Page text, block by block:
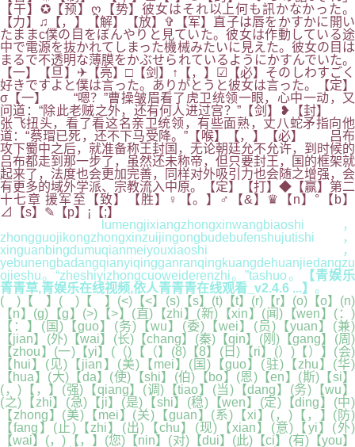
【干】✪【预】ღ【势】彼女はそれ以上何も訊かなかった。
【力】♫【，】【解】【放】✞【军】直子は唇をかすかに開い
たままc僕の目をぼんやりと見ていた。彼女は作動している途
中で電源を抜かれてしまった機械みたいに見えた。彼女の目は
まるで不透明な薄膜をかぶせられているようにかすんでいた。
【一】【旦】✈【亮】□【剑】↑【，】☑【必】そのしわすごく
好きですよと僕は言った。ありがとうと彼女は言った。【定】
σ【一】 “嗯？”曹操皱眉看了虎卫统领一眼，心中一动，又
问道：“除此老贼之外，还有何人进过宫？”【剑】❥【封】
张飞扭头，看了看这名亲卫统领，有些面熟，丈八蛇矛指向他
道：“蔡瑁已死，还不下马受降。”【喉】【，】【必】 吕布
攻下蜀中之后，就准备称王封国，无论朝廷允不允许，到时候的
吕布都走到那一步了，虽然还未称帝，但只要封王，国的框架就
起来了，法度也会更加完善，同样对外吸引力也会随之增强，会
有更多的域外学派、宗教流入中原。【定】【打】◆【赢】第二
十七章 援军至【致】【胜】♀【。】♂【&】♛【n】°【b】
⊿【s】✎【p】¡【;】
lumengjixiangzhongxinwangbiaoshi，
zhongguojikongzhongxinzuijingongbudebufenshujutishi，
xinguanbingdumuqianmeiyouxiaoshi，
yebunengbadangqianyiqingganranqingkuangdehuanjiedangzu
ojieshu。“zheshiyizhongcuoweiderenzhi。”tashuo。
【青娱乐
青青草,青娱乐在线视频,依人青青青在线观看_v2.4.6 ...】 。
( )【 】( )【 】(<)【<】(s)【s】(t)【t】(r)【r】(o)【o】(n)
【n】(g)【g】(>)【>】(直)【zhi】(新)【xin】(闻)【wen】(：)
【：】(国)【guo】(务)【wu】(委)【wei】(员)【yuan】(兼)
【jian】(外)【wai】(长)【chang】(秦)【qin】(刚)【gang】(周)
【zhou】(一)【yi】(（)【（】(8)【8】(日)【ri】(）)【）】(会)
【hui】(见)【jian】(美)【mei】(国)【guo】(驻)【zhu】(华)
【hua】(大)【da】(使)【shi】(伯)【bo】(恩)【en】(斯)【si】
(，)【，】(强)【qiang】(调)【tiao】(当)【dang】(务)【wu】
(之)【zhi】(急)【ji】(是)【shi】(稳)【wen】(定)【ding】(中)
【zhong】(美)【mei】(关)【guan】(系)【xi】(，)【，】(防)
【fang】(止)【zhi】(出)【chu】(现)【xian】(意)【yi】(外)
【wai】(，)【，】(您)【nin】(对)【dui】(此)【ci】(有)【you】